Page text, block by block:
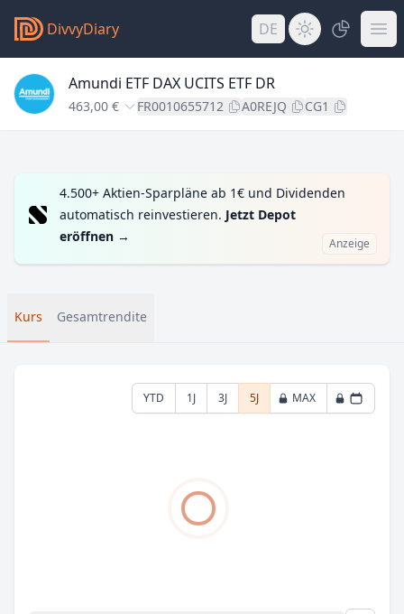
DivvyDiary DE
Amundi ETF DAX UCITS ETF DR
463,00 € FR0010655712 A0REJQ CG1
4.500+ Aktien-Sparpläne ab 1€ und Dividenden
automatisch reinvestieren. Jetzt Depot
eröffnen → Anzeige
Kurs Gesamtrendite
YTD 1J 3J 5J MAX